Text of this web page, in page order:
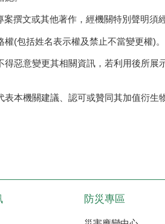
撰文或其他著作，經機關特別聲明須
(包括姓名表示權及禁止不當變更權)。
惡意變更其相關資訊，若利用後所展
本機關建議、認可或贊同其加值衍生
防災專區